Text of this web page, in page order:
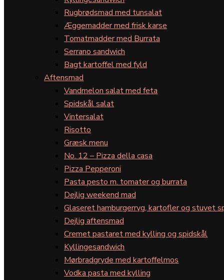
Rugbrødsmad med tunsalat
Æggemadder med frisk karse
Tomatmadder med Burrata
Serrano sandwich
Bagt kartoffel med fyld
Aftensmad
Vandmelon salat med feta
Spidskål salat
Vintersalat
Risotto
Græsk menu
No. 12 – Pizza della casa
Pizza Pepperoni
Pasta pesto m. tomater og burrata
Dejlig weekend mad
Glaseret hamburgerryg, kartofler og stuvet
Dejlig aftensmad
Cremet pastaret med kylling og spidskål
Kyllingesandwich
Mørbradgryde med kartoffelmos
Vodka pasta med kylling